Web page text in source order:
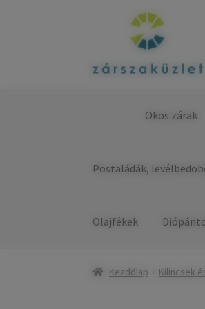
a
a
Okos zárak
Postaládák,
Olajfékek
Kezdőlap Kilincsek